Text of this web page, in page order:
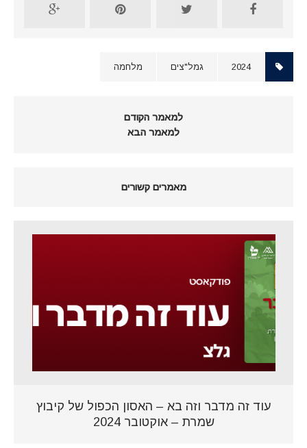
2024 גמל"צים מלחמה
למאמר הקודם
למאמר הבא
מאמרים קשורים
עוד זה מדבר וזה בא – האסון הכפול של קיבוץ
שמרת – אוקטובר 2024